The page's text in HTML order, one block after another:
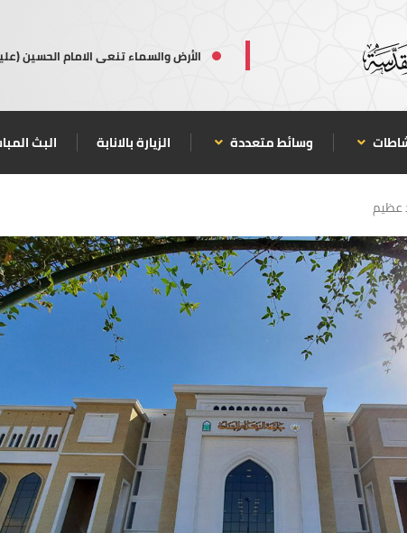
الأرض والسماء تنعى الامام الحسين
وسائط متعددة الزيارة بالانابة البث
عظيم